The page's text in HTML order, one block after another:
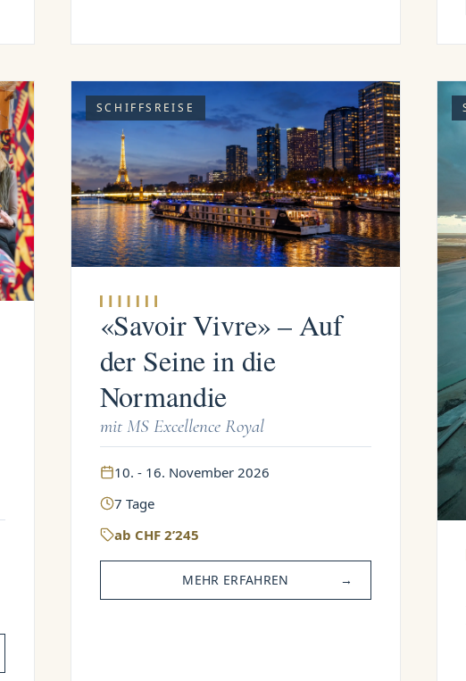
SCHIFFSREISE
«Savoir Vivre» – Auf
der Seine in die
Normandie
mit MS Excellence Royal
10. - 16. November 2026
7 Tage
ab CHF 2’245
MEHR ERFAHREN →